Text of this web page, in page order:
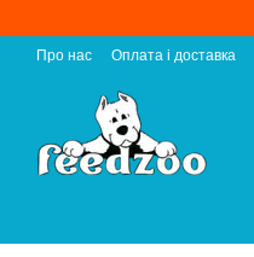
Про нас Оплата і доставка